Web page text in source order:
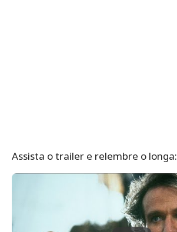
Assista o trailer e relembre o longa: